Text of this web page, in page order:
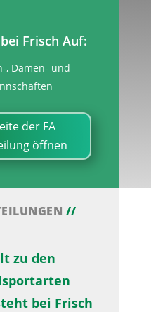
Frisch Auf:
, Damen- und
der FA
öffnen
//
zu den
bei Frisch